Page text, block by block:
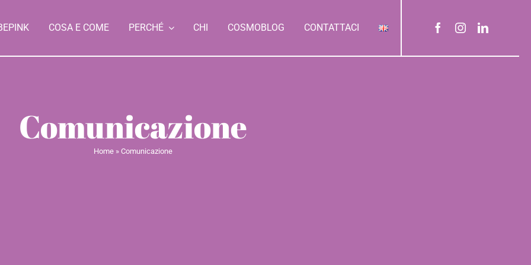
COSA E COME PERCHÉ CHI COSMOBLOG CONTATTACI
Comunicazione
Home» Comunicazione